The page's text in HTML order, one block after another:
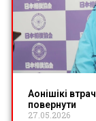
Аонішікі
повернути
27.05.2026